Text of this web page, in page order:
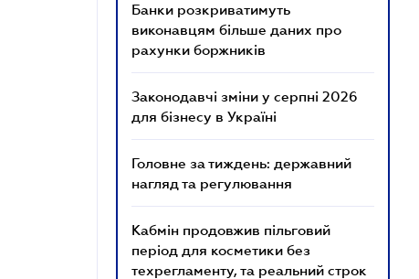
Банки розкриватимуть
виконавцям більше даних про
рахунки боржників
Законодавчі зміни у серпні 2026
для бізнесу в Україні
Головне за тиждень: державний
нагляд та регулювання
Кабмін продовжив пільговий
період для косметики без
техрегламенту, та реальний строк